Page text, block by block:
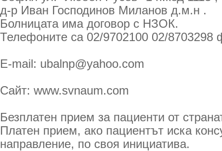
д-р Иван Господинов Миланов д.м.н .
Болницата има договор с НЗОК.
Телефоните са 02/9702100 02/8703298
E-mail: ubalnp@yahoo.com
Сайт: www.svnaum.com
Безплатен прием за пациенти от
Платен прием, ако пациентът иска
направление, по своя инициатива.